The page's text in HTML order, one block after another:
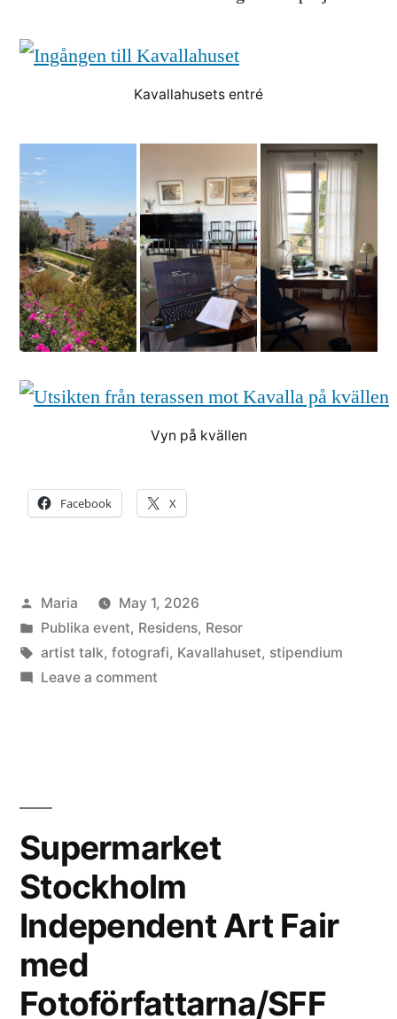
Kavallahusets entré
Vyn på kvällen
Facebook X
Posted
by
Maria
May 1, 2026
Posted
in
Publika event, Residens, Resor
Tags:
artist talk, fotografi, Kavallahuset, stipendium
Leave a commenton
Supermarket
Stockholm
Independent Art Fair
med
Fotoförfattarna/SFF